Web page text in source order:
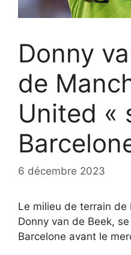
Donny
de
United «
6 décembre 2023
Le milieu de terrain
Donny van de Beek,
Barcelone avant le